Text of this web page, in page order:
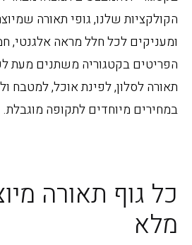
הקולקציות שלנו, גופי תאורה
ומעניקים לכל חלל מראה אלגנטי,
הפריטים בקטגוריה משתנים מעת
תאורה לסלון, לפינת אוכל, למטבח
במחירים מיוחדים לתקופה מוגבלת.
כל גוף תאורה
מלא